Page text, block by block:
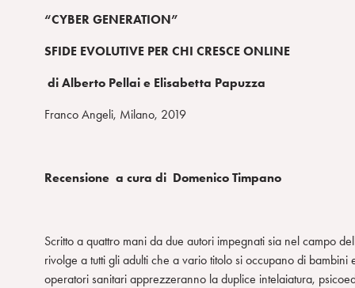
“CYBER GENERATION”
SFIDE EVOLUTIVE PER CHI CRESCE ONLINE
di Alberto Pellai e Elisabetta Papuzza
Franco Angeli, Milano, 2019
Recensione a cura di Domenico Timpano
Scritto a quattro mani da due autori impegnati sia nel campo
rivolge a tutti gli adulti che a vario titolo si occupano di
operatori sanitari apprezzeranno la duplice intelaiatura,